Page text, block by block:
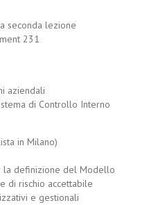
seconda lezione
231
aziendali
di Controllo Interno
in Milano)
la definizione del Modello
di rischio accettabile
e gestionali